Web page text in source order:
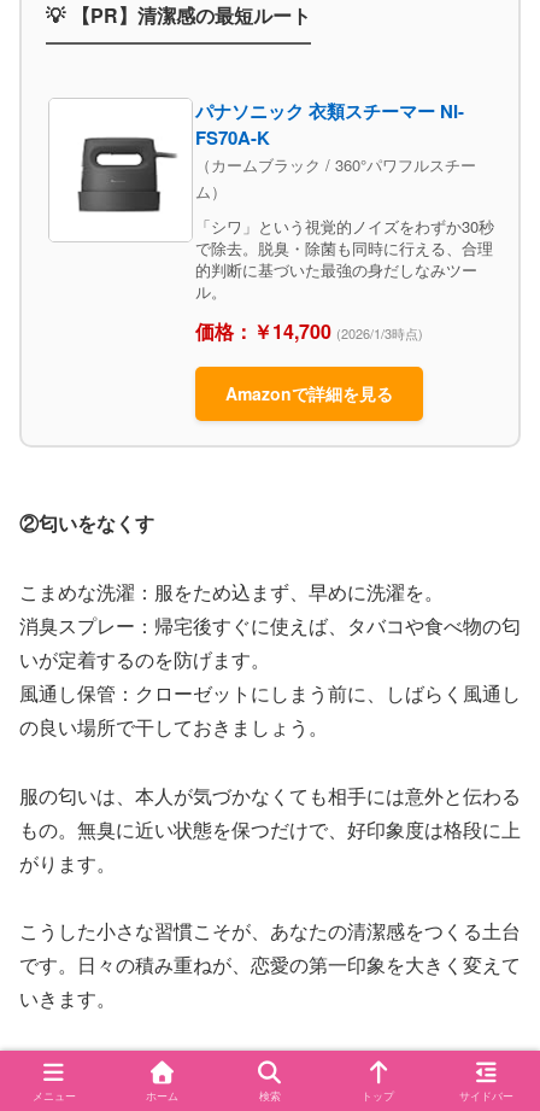
💡 【PR】清潔感の最短ルート
パナソニック 衣類スチーマー NI-
FS70A-K
（カームブラック / 360°パワフルスチー
ム）
「シワ」という視覚的ノイズをわずか30秒
で除去。脱臭・除菌も同時に行える、合理
的判断に基づいた最強の身だしなみツー
ル。
価格：￥14,700 (2026/1/3時点)
Amazonで詳細を見る
②匂いをなくす
こまめな洗濯：服をため込まず、早めに洗濯を。
消臭スプレー：帰宅後すぐに使えば、タバコや食べ物の匂
いが定着するのを防げます。
風通し保管：クローゼットにしまう前に、しばらく風通し
の良い場所で干しておきましょう。
服の匂いは、本人が気づかなくても相手には意外と伝わる
もの。無臭に近い状態を保つだけで、好印象度は格段に上
がります。
こうした小さな習慣こそが、あなたの清潔感をつくる土台
です。日々の積み重ねが、恋愛の第一印象を大きく変えて
いきます。
笑顔の印象を変える歯のホワイトニングと口臭
ケア
メニュー ホーム 検索 トップ サイドバー